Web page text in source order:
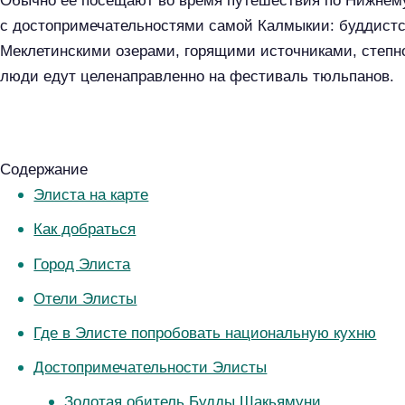
с достопримечательностями самой Калмыкии:
Меклетинскими озерами, горящими источниками,
люди едут целенаправленно на фестиваль тюльпанов.
Содержание
Элиста на карте
Как добраться
Город Элиста
Отели Элисты
Где в Элисте попробовать национальную кухню
Достопримечательности Элисты